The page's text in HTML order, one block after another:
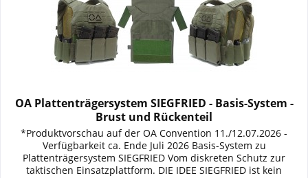
OA Plattenträgersystem SIEGFRIED - Basis-System -
Brust und Rückenteil
*Produktvorschau auf der OA Convention 11./12.07.2026 -
Verfügbarkeit ca. Ende Juli 2026 Basis-System zu
Plattenträgersystem SIEGFRIED Vom diskreten Schutz zur
taktischen Einsatzplattform. DIE IDEE SIEGFRIED ist kein